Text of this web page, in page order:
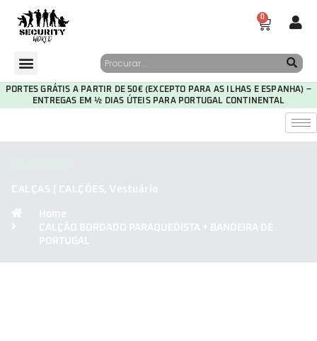
0
PORTES GRÁTIS A PARTIR DE 50€ (EXCEPTO PARA AS ILHAS E ESPANHA) –
ENTREGAS EM ½ DIAS ÚTEIS PARA PORTUGAL CONTINENTAL
CALÇAS | CALÇÕES, Vestuário
Home
CALÇÃO BORDADO PARAQUEDISTA + BANDEIRA DE
PORTUGAL